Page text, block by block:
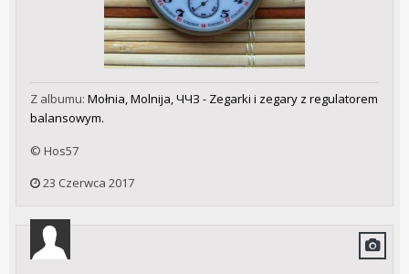
Z albumu: Mołnia, Molnija, ЧЧЗ - Zegarki i zegary z regulatorem
balansowym.
© Hos57
23 Czerwca 2017